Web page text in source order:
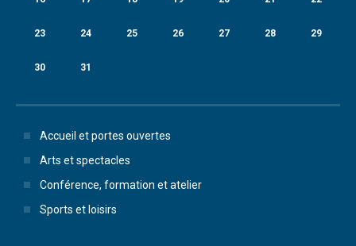
23 24 25 26 27 28 29
30 31
Accueil et portes ouvertes
Arts et spectacles
Conférence, formation et atelier
Sports et loisirs